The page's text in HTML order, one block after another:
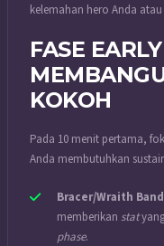
kelemahan hero Anda
FASE
KOKOH
Pada 10 menit pertama,
Anda membutuhkan
Bracer/Wraith
memberikan stat
phase.